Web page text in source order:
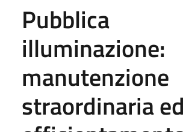
Pubblica
illuminazione:
manutenzione
straordinaria ed